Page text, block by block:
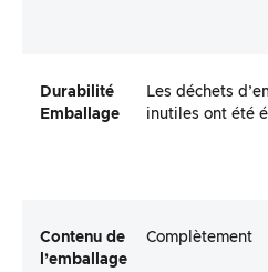
Durabilité
Emballage
Les déchets
inutiles ont été
Contenu de
l’emballage
Complètement